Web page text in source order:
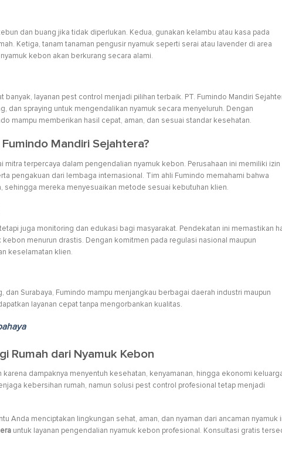
dan buang jika tidak diperlukan. Kedua, gunakan kelambu atau kasa pada
Ketiga, tanam tanaman pengusir nyamuk seperti serai atau lavender di area
kebon akan berkurang secara alami.
layanan pest control menjadi pilihan terbaik. PT. Fumindo Mandiri
dan spraying untuk mengendalikan nyamuk secara menyeluruh. Dengan
mampu memberikan hasil cepat, aman, dan sesuai standar kesehatan.
Mandiri Sejahtera?
mitra terpercaya dalam pengendalian nyamuk kebon. Perusahaan ini memiliki izin
pengakuan dari lembaga internasional. Tim ahli Fumindo memahami bahwa
mereka menyesuaikan metode sesuai kebutuhan klien.
juga monitoring dan edukasi bagi masyarakat. Pendekatan ini memastikan
menurun drastis. Dengan komitmen pada regulasi nasional maupun
keselamatan klien.
dan Surabaya, Fumindo mampu menjangkau berbagai daerah industri maupun
layanan cepat tanpa mengorbankan kualitas.
Rumah dari Nyamuk Kebon
dampaknya menyentuh kesehatan, kenyamanan, hingga ekonomi
kebersihan rumah, namun solusi pest control profesional tetap menjadi
Anda menciptakan lingkungan sehat, aman, dan nyaman dari ancaman nyamuk
untuk layanan pengendalian nyamuk kebon profesional. Konsultasi gratis